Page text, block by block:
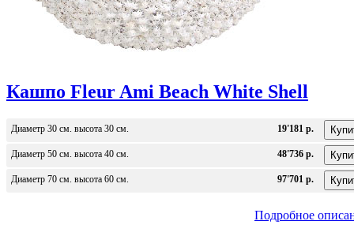
Кашпо Fleur Ami Beach White Shell
Диаметр 30 см. высота 30 см. 19'181 р.
Диаметр 50 см. высота 40 см. 48'736 р.
Диаметр 70 см. высота 60 см. 97'701 р.
Подробное